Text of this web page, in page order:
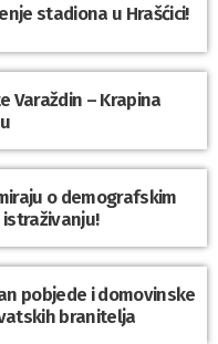
stadiona u Hrašćici!
Varaždin – Krapina
o demografskim
istraživanju!
pobjede i domovinske
branitelja